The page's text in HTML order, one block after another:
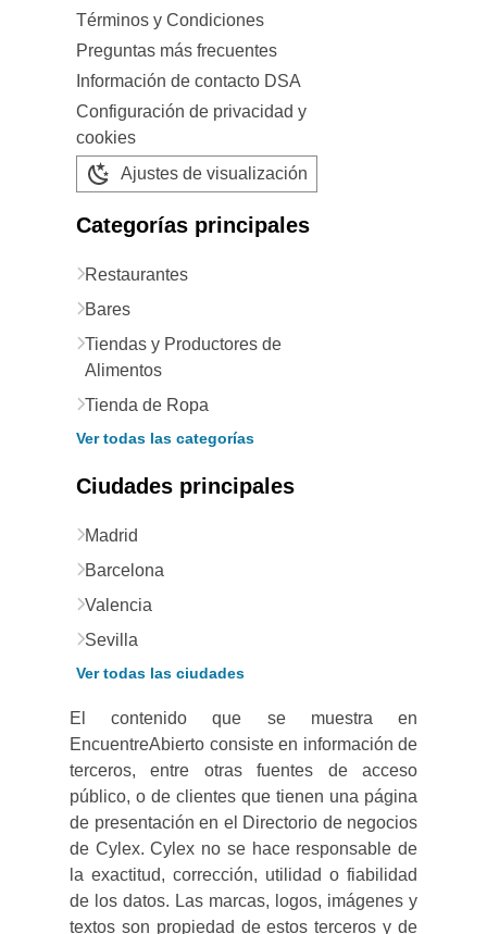
Términos y Condiciones
Preguntas más frecuentes
Información de contacto DSA
Configuración de privacidad y
cookies
Ajustes de visualización
Categorías principales
Restaurantes
Bares
Tiendas y Productores de
Alimentos
Tienda de Ropa
Ver todas las categorías
Ciudades principales
Madrid
Barcelona
Valencia
Sevilla
Ver todas las ciudades
El contenido que se muestra en
EncuentreAbierto consiste en información de
terceros, entre otras fuentes de acceso
público, o de clientes que tienen una página
de presentación en el Directorio de negocios
de Cylex. Cylex no se hace responsable de
la exactitud, corrección, utilidad o fiabilidad
de los datos. Las marcas, logos, imágenes y
textos son propiedad de estos terceros y de